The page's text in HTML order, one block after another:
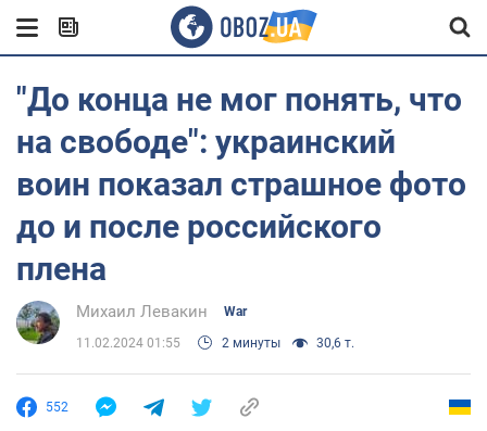
"До конца не мог понять, что
на свободе": украинский
воин показал страшное фото
до и после российского
плена
Михаил Левакин War
11.02.2024 01:55 2 минуты 30,6 т.
552